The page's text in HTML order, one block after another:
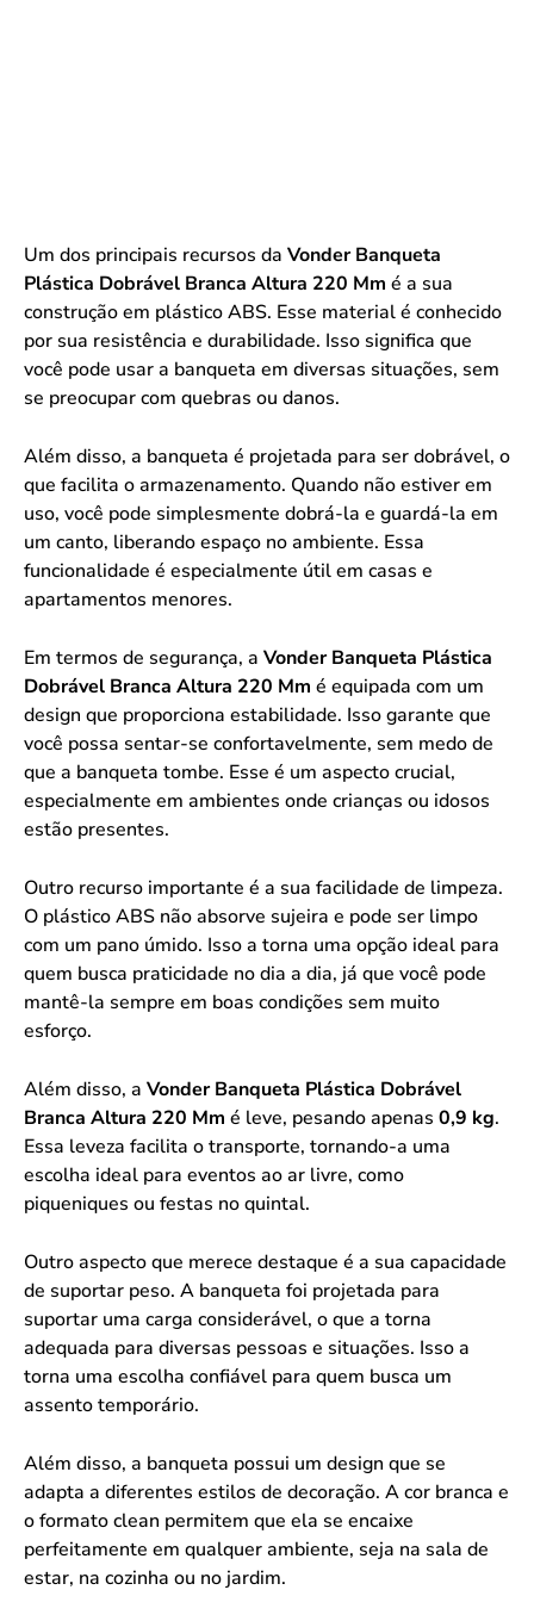
Um dos principais recursos da Vonder Banqueta
Plástica Dobrável Branca Altura 220 Mm é a sua
construção em plástico ABS. Esse material é conhecido
por sua resistência e durabilidade. Isso significa que
você pode usar a banqueta em diversas situações, sem
se preocupar com quebras ou danos.
Além disso, a banqueta é projetada para ser dobrável, o
que facilita o armazenamento. Quando não estiver em
uso, você pode simplesmente dobrá-la e guardá-la em
um canto, liberando espaço no ambiente. Essa
funcionalidade é especialmente útil em casas e
apartamentos menores.
Em termos de segurança, a Vonder Banqueta Plástica
Dobrável Branca Altura 220 Mm é equipada com um
design que proporciona estabilidade. Isso garante que
você possa sentar-se confortavelmente, sem medo de
que a banqueta tombe. Esse é um aspecto crucial,
especialmente em ambientes onde crianças ou idosos
estão presentes.
Outro recurso importante é a sua facilidade de limpeza.
O plástico ABS não absorve sujeira e pode ser limpo
com um pano úmido. Isso a torna uma opção ideal para
quem busca praticidade no dia a dia, já que você pode
mantê-la sempre em boas condições sem muito
esforço.
Além disso, a Vonder Banqueta Plástica Dobrável
Branca Altura 220 Mm é leve, pesando apenas 0,9 kg.
Essa leveza facilita o transporte, tornando-a uma
escolha ideal para eventos ao ar livre, como
piqueniques ou festas no quintal.
Outro aspecto que merece destaque é a sua capacidade
de suportar peso. A banqueta foi projetada para
suportar uma carga considerável, o que a torna
adequada para diversas pessoas e situações. Isso a
torna uma escolha confiável para quem busca um
assento temporário.
Além disso, a banqueta possui um design que se
adapta a diferentes estilos de decoração. A cor branca e
o formato clean permitem que ela se encaixe
perfeitamente em qualquer ambiente, seja na sala de
estar, na cozinha ou no jardim.